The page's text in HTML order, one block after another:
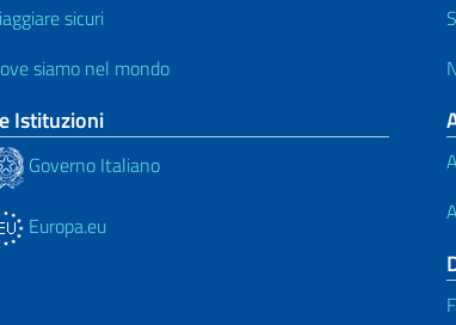
sicuri
siamo nel mondo
Istituzioni
Governo Italiano
Europa.eu